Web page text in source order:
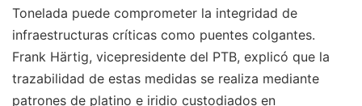
Tonelada puede comprometer la integridad de
infraestructuras críticas como puentes colgantes.
Frank Härtig, vicepresidente del PTB, explicó que la
trazabilidad de estas medidas se realiza mediante
patrones de platino e iridio custodiados en